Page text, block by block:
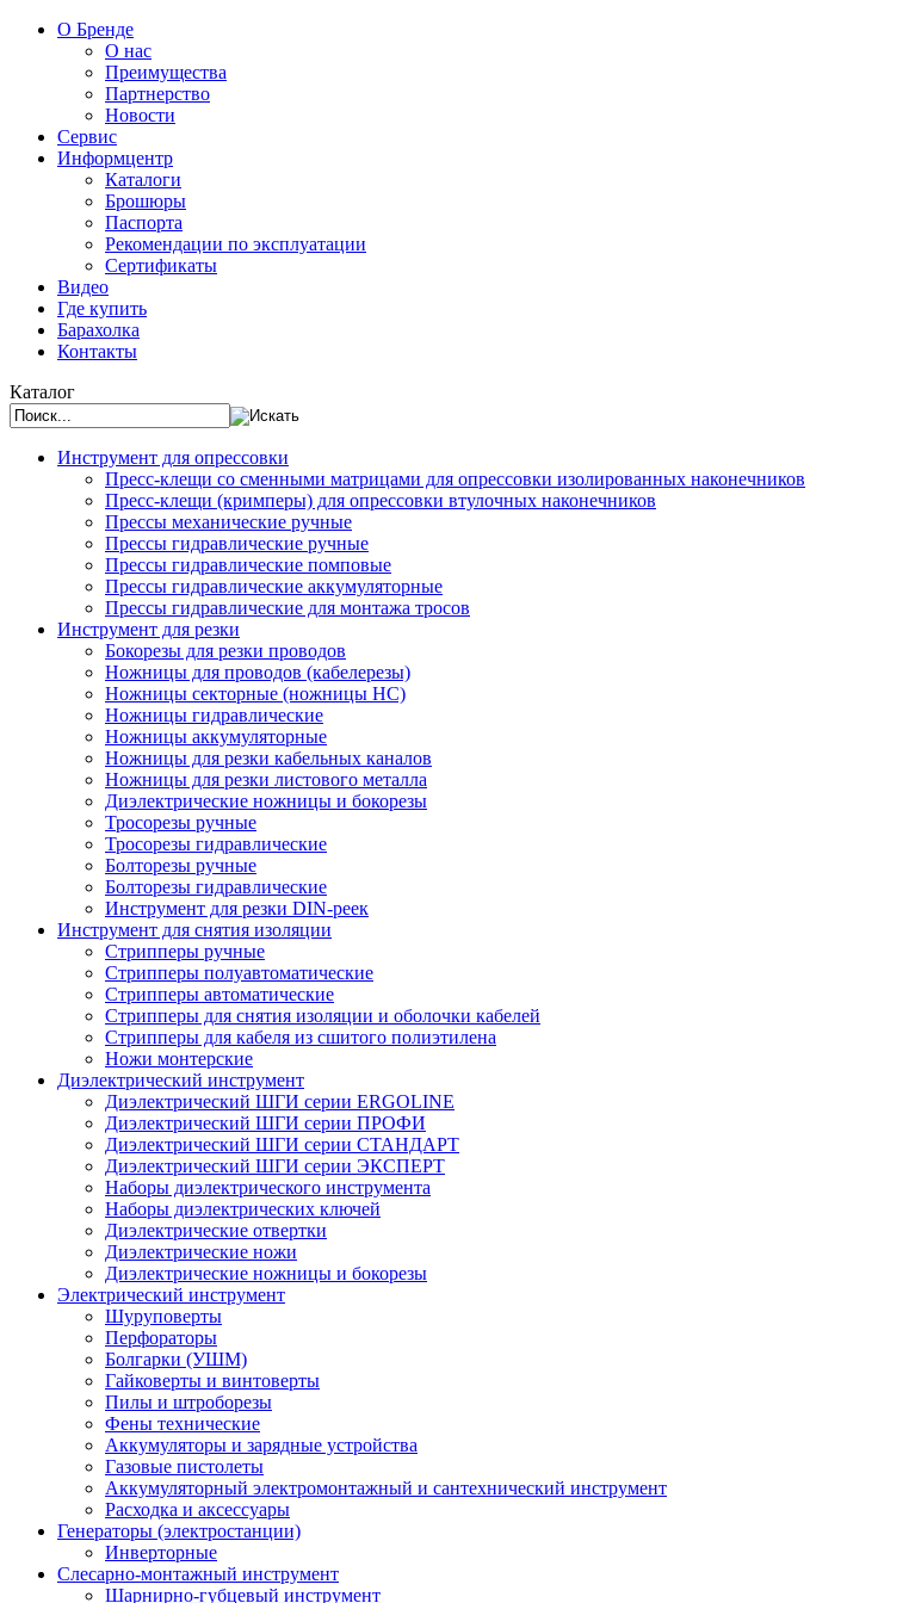
О Бренде
О нас
Преимущества
Партнерство
Новости
Сервис
Информцентр
Каталоги
Брошюры
Паспорта
Рекомендации по эксплуатации
Сертификаты
Видео
Где купить
Барахолка
Контакты
Каталог
Инструмент для опрессовки
Пресс-клещи со сменными матрицами для опрессовки изолированных наконечников
Пресс-клещи (кримперы) для опрессовки втулочных наконечников
Прессы механические ручные
Прессы гидравлические ручные
Прессы гидравлические помповые
Прессы гидравлические аккумуляторные
Прессы гидравлические для монтажа тросов
Инструмент для резки
Бокорезы для резки проводов
Ножницы для проводов (кабелерезы)
Ножницы секторные (ножницы НС)
Ножницы гидравлические
Ножницы аккумуляторные
Ножницы для резки кабельных каналов
Ножницы для резки листового металла
Диэлектрические ножницы и бокорезы
Тросорезы ручные
Тросорезы гидравлические
Болторезы ручные
Болторезы гидравлические
Инструмент для резки DIN-реек
Инструмент для снятия изоляции
Cтрипперы ручные
Cтрипперы полуавтоматические
Cтрипперы автоматические
Стрипперы для снятия изоляции и оболочки кабелей
Стрипперы для кабеля из сшитого полиэтилена
Ножи монтерские
Диэлектрический инструмент
Диэлектрический ШГИ серии ERGOLINE
Диэлектрический ШГИ серии ПРОФИ
Диэлектрический ШГИ серии СТАНДАРТ
Диэлектрический ШГИ серии ЭКСПЕРТ
Наборы диэлектрического инструмента
Наборы диэлектрических ключей
Диэлектрические отвертки
Диэлектрические ножи
Диэлектрические ножницы и бокорезы
Электрический инструмент
Шуруповерты
Перфораторы
Болгарки (УШМ)
Гайковерты и винтоверты
Пилы и штроборезы
Фены технические
Аккумуляторы и зарядные устройства
Газовые пистолеты
Аккумуляторный электромонтажный и сантехнический инструмент
Расходка и аксессуары
Генераторы (электростанции)
Инверторные
Слесарно-монтажный инструмент
Шарнирно-губцевый инструмент